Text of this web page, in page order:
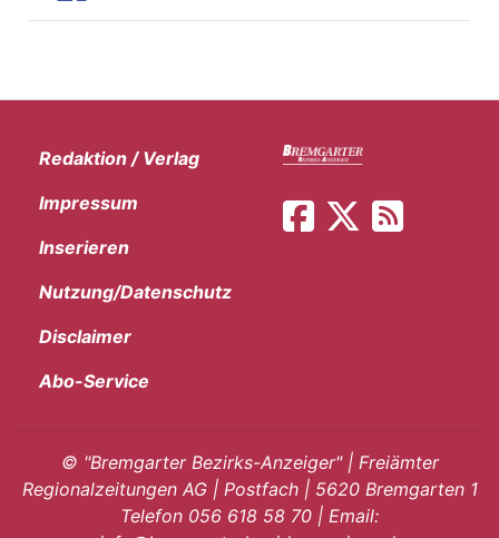
Redaktion / Verlag
Impressum
Inserieren
Nutzung/Datenschutz
Disclaimer
Abo-Service
© "Bremgarter Bezirks-Anzeiger" | Freiämter
Regionalzeitungen AG | Postfach | 5620 Bremgarten 1
Telefon 056 618 58 70 | Email: